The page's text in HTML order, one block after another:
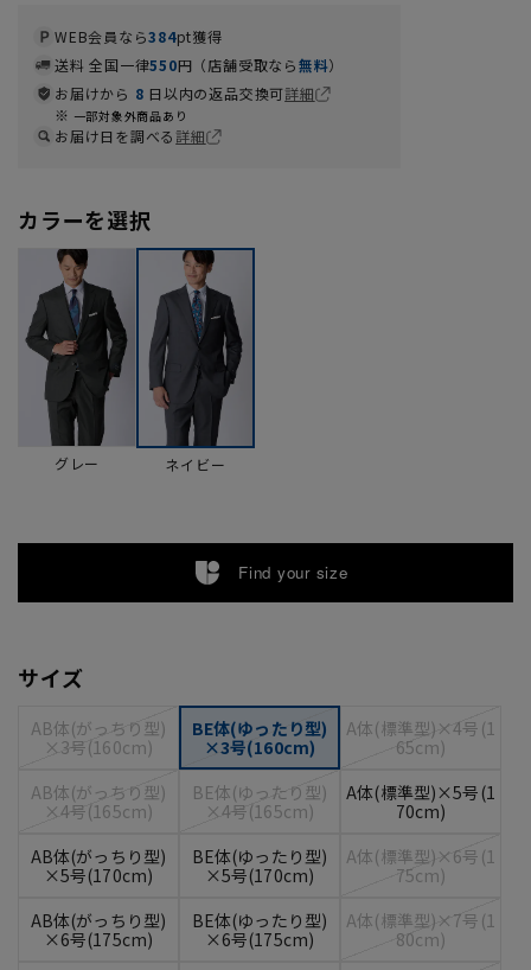
WEB会員なら384pt獲得
送料 全国一律550円（店舗受取なら無料）
お届けから 8 日以内の返品交換可詳細
一部対象外商品あり
お届け日を調べる詳細
カラーを選択
グレー ネイビー
Find your size
サイズ
AB体(がっちり型)
×3号(160cm)
BE体(ゆったり型)
×3号(160cm)
A体(標準型)×4号(1
65cm)
AB体(がっちり型)
×4号(165cm)
BE体(ゆったり型)
×4号(165cm)
A体(標準型)×5号(1
70cm)
AB体(がっちり型)
×5号(170cm)
BE体(ゆったり型)
×5号(170cm)
A体(標準型)×6号(1
75cm)
AB体(がっちり型)
×6号(175cm)
BE体(ゆったり型)
×6号(175cm)
A体(標準型)×7号(1
80cm)